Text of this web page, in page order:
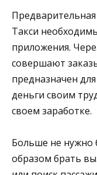
Такси
приложения.
совершают
предназначен
деньги своим
своем заработке.
Больше не нужно
образом брать